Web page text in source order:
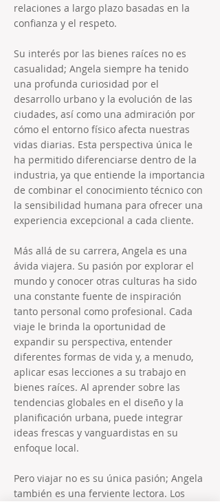
relaciones a largo plazo basadas en la
confianza y el respeto.
Su interés por las bienes raíces no es
casualidad; Angela siempre ha tenido
una profunda curiosidad por el
desarrollo urbano y la evolución de las
ciudades, así como una admiración por
cómo el entorno físico afecta nuestras
vidas diarias. Esta perspectiva única le
ha permitido diferenciarse dentro de la
industria, ya que entiende la importancia
de combinar el conocimiento técnico con
la sensibilidad humana para ofrecer una
experiencia excepcional a cada cliente.
Más allá de su carrera, Angela es una
ávida viajera. Su pasión por explorar el
mundo y conocer otras culturas ha sido
una constante fuente de inspiración
tanto personal como profesional. Cada
viaje le brinda la oportunidad de
expandir su perspectiva, entender
diferentes formas de vida y, a menudo,
aplicar esas lecciones a su trabajo en
bienes raíces. Al aprender sobre las
tendencias globales en el diseño y la
planificación urbana, puede integrar
ideas frescas y vanguardistas en su
enfoque local.
Pero viajar no es su única pasión; Angela
también es una ferviente lectora. Los